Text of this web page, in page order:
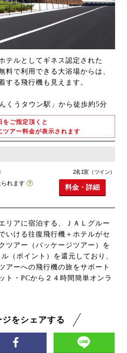
テルとしてギネス認定された
料で利用できる大浴場からは、
する飛行機も見えます。
くうタウン駅」から徒歩約5分
をご指定頂くと
ツアー料金が表示されます
れます
2名1室（ツイン）
料金・詳細
リアに宿泊する、ＪＡＬグルー
いける往復飛行機＋ホテルがセ
ツアー（パッケージツアー）を
（ポイント）を還元しており、
アーへの飛行機の旅をサポート
ト・PCから２４時間簡単オンラ
ジをシェアする